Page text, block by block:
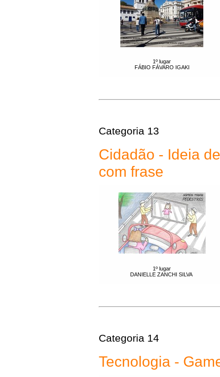
1º lugar
FÁBIO FÁVARO IGAKI
Categoria 13
Cidadão - Ideia
com frase
1º lugar
DANIELLE ZANCHI SILVA
Categoria 14
Tecnologia -